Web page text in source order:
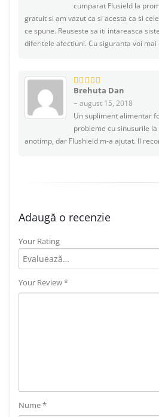
cumparat Flusield la
gratuit si am vazut ca si acesta ca si
ce spune. Reuseste sa iti intareasca
diferitele afectiuni. Cu siguranta voi mai
5din 5
Brehuta Dan
– august 15, 2018
Un supliment alimentar
probleme cu sinusurile
anotimp, dar Flushield m-a ajutat. Il
Adaugă o recenzie
Your Rating
Your Review*
Nume*